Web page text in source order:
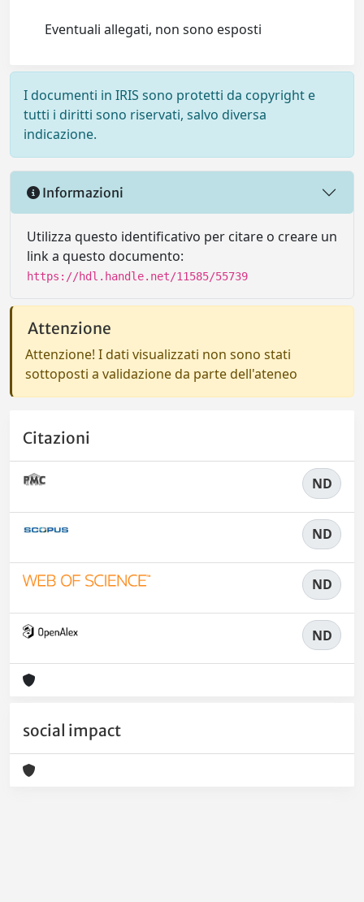
Eventuali allegati, non sono esposti
I documenti in IRIS sono protetti da copyright e
tutti i diritti sono riservati, salvo diversa
indicazione.
Informazioni
Utilizza questo identificativo per citare o creare un
link a questo documento:
https://hdl.handle.net/11585/55739
Attenzione
Attenzione! I dati visualizzati non sono stati
sottoposti a validazione da parte dell'ateneo
Citazioni
ND
ND
ND
ND
social impact